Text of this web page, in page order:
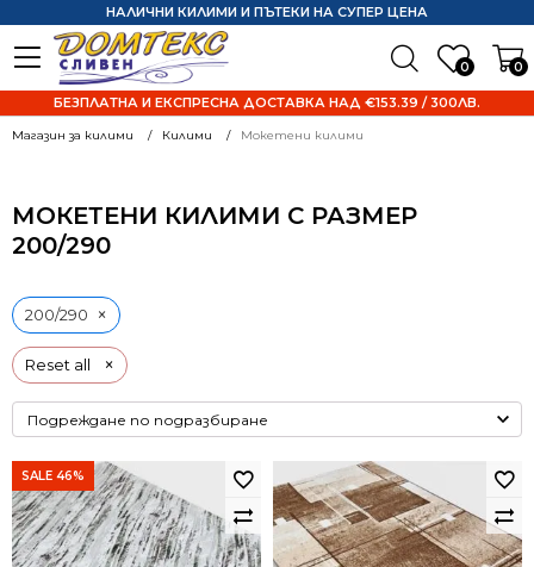
0 0
НАЛИЧНИ КИЛИМИ И ПЪТЕКИ НА СУПЕР ЦЕНА
БЕЗПЛАТНА И ЕКСПРЕСНА ДОСТАВКА НАД €153.39 / 300ЛВ.
Магазин за килими Килими Мокетени килими
МОКЕТЕНИ КИЛИМИ С РАЗМЕР
200/290
Reset all ×
200/290 ×
SALE 46%